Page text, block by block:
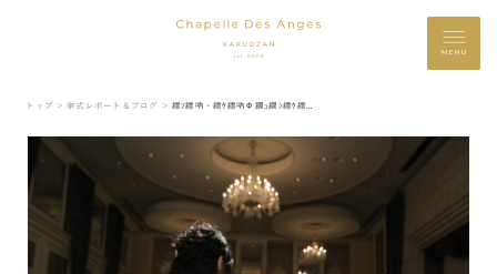
MENU
トップ ＞ 挙式レポート＆ブログ ＞